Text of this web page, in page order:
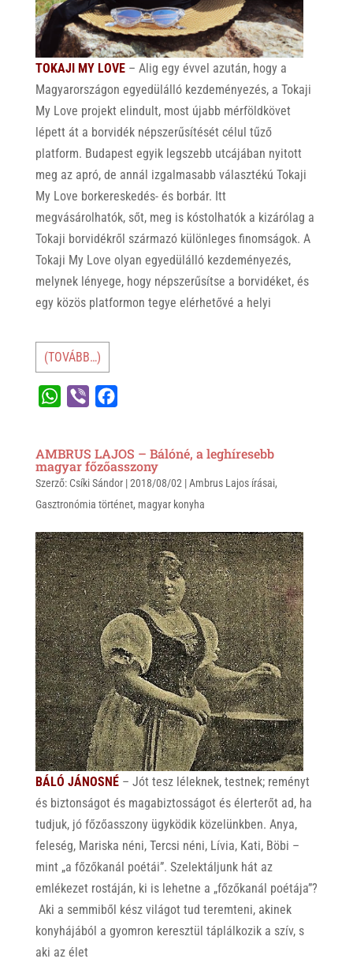
TOKAJI MY LOVE– Alig egy évvel azután, hogy a
Magyarországon egyedülálló kezdeményezés, a Tokaji
My Love projekt elindult, most újabb mérföldkövet
lépett át a borvidék népszerűsítését célul tűző
platform. Budapest egyik legszebb utcájában nyitott
meg az apró, de annál izgalmasabb választékú Tokaji
My Love borkereskedés- és borbár. Itt
megvásárolhatók, sőt, meg is kóstolhatók a kizárólag a
Tokaji borvidékről származó különleges finomságok. A
Tokaji My Love olyan egyedülálló kezdeményezés,
melynek lényege, hogy népszerűsítse a borvidéket, és
egy közös platformon tegye elérhetővé a helyi
(TOVÁBB…)
t
s
A
p
p
e
r
e
b
o
o
k
AMBRUS LAJOS – Bálóné, a leghíresebb
magyar főzőasszony
Szerző: Csíki Sándor|2018/08/02 |Ambrus Lajos írásai,
Gasztronómia történet, magyar konyha
BÁLÓ JÁNOSNÉ– Jót tesz léleknek, testnek; reményt
és biztonságot és magabiztosságot és élerterőt ad, ha
tudjuk, jó főzőasszony ügyködik közelünkben. Anya,
feleség, Mariska néni, Tercsi néni, Lívia, Kati, Böbi –
mint „a főzőkanál poétái”. Szelektáljunk hát az
emlékezet rostáján, ki is lehetne a „főzőkanál poétája”?
Aki a semmiből kész világot tud teremteni, akinek
konyhájából a gyomron keresztül táplálkozik a szív, s
aki az élet